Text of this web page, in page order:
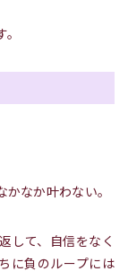
なか叶わない。
して、自信をなく
に負のループには